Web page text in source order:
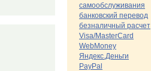
самообслуживания
банковский перевод
безналичный расчет
Visa/MasterCard
WebMoney
Яндекс.Деньги
PayPal